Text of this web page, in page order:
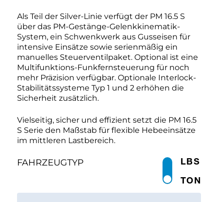
Als Teil der Silver-Linie verfügt der PM 16.5 S
über das PM-Gestänge-Gelenkkinematik-
System, ein Schwenkwerk aus Gusseisen für
intensive Einsätze sowie serienmäßig ein
manuelles Steuerventilpaket. Optional ist eine
Multifunktions-Funkfernsteuerung für noch
mehr Präzision verfügbar. Optionale Interlock-
Stabilitätssysteme Typ 1 und 2 erhöhen die
Sicherheit zusätzlich.
Vielseitig, sicher und effizient setzt die PM 16.5
S Serie den Maßstab für flexible Hebeeinsätze
im mittleren Lastbereich.
FAHRZEUGTYP
TON
LBS